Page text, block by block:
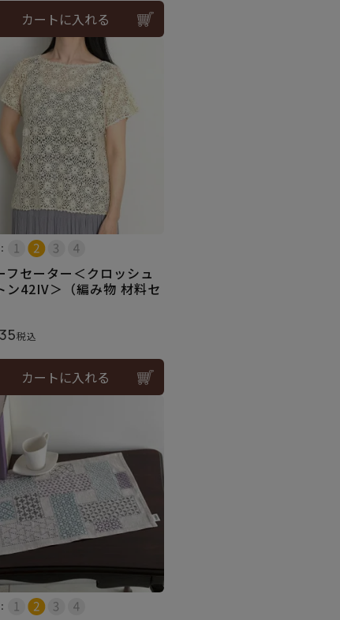
カートに入れる
フセーター＜クロッシュ
ン42IV＞（編み物 材料セ
税込
カートに入れる